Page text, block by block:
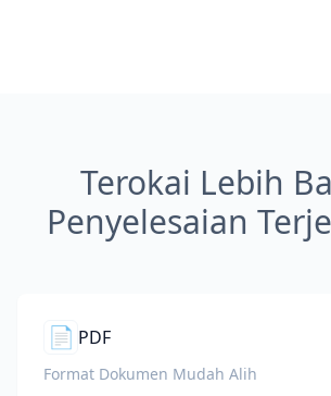
Terokai Lebih
Penyelesaian
📄 PDF
Format Dokumen Mudah Alih